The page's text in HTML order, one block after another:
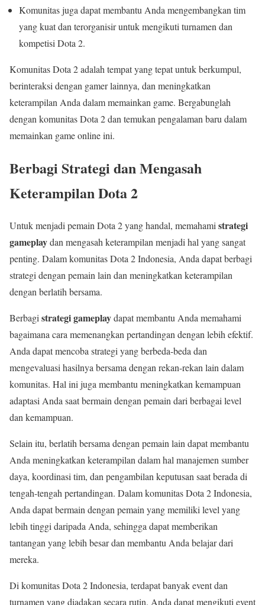
Komunitas juga dapat membantu Anda mengembangkan tim
yang kuat dan terorganisir untuk mengikuti turnamen dan
kompetisi Dota 2.
Komunitas Dota 2 adalah tempat yang tepat untuk berkumpul,
berinteraksi dengan gamer lainnya, dan meningkatkan
keterampilan Anda dalam memainkan game. Bergabunglah
dengan komunitas Dota 2 dan temukan pengalaman baru dalam
memainkan game online ini.
Berbagi Strategi dan Mengasah
Keterampilan Dota 2
Untuk menjadi pemain Dota 2 yang handal, memahami strategi
gameplaydan mengasah keterampilan menjadi hal yang sangat
penting. Dalam komunitas Dota 2 Indonesia, Anda dapat berbagi
strategi dengan pemain lain dan meningkatkan keterampilan
dengan berlatih bersama.
Berbagi strategi gameplaydapat membantu Anda memahami
bagaimana cara memenangkan pertandingan dengan lebih efektif.
Anda dapat mencoba strategi yang berbeda-beda dan
mengevaluasi hasilnya bersama dengan rekan-rekan lain dalam
komunitas. Hal ini juga membantu meningkatkan kemampuan
adaptasi Anda saat bermain dengan pemain dari berbagai level
dan kemampuan.
Selain itu, berlatih bersama dengan pemain lain dapat membantu
Anda meningkatkan keterampilan dalam hal manajemen sumber
daya, koordinasi tim, dan pengambilan keputusan saat berada di
tengah-tengah pertandingan. Dalam komunitas Dota 2 Indonesia,
Anda dapat bermain dengan pemain yang memiliki level yang
lebih tinggi daripada Anda, sehingga dapat memberikan
tantangan yang lebih besar dan membantu Anda belajar dari
mereka.
Di komunitas Dota 2 Indonesia, terdapat banyak event dan
turnamen yang diadakan secara rutin. Anda dapat mengikuti event